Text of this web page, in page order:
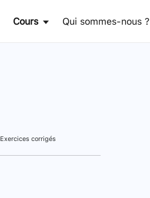
Cours Qui sommes-nous ?
Exercices corrigés